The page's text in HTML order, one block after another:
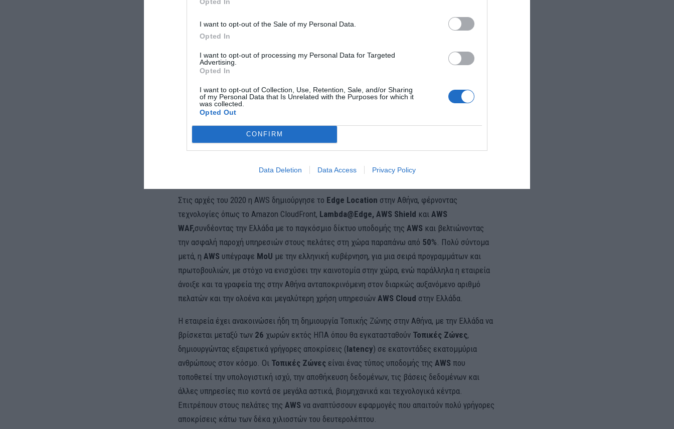
I want to opt-out of the Sale of my Personal Data.
Opted In
I want to opt-out of processing my Personal Data for Targeted
Advertising.
Opted In
I want to opt-out of Collection, Use, Retention, Sale, and/or Sharing
of my Personal Data that Is Unrelated with the Purposes for which it
was collected.
Opted Out
CONFIRM
Data Deletion Data Access Privacy Policy
οποίο είναι το μεγαλύτερο
Καθώς η εταιρεία έχει ως στόχο να είναι πάντα μπροστά από τη ζήτηση, το Athens 4(η
κατασκευή του οποίου έχει ήδη ξεκινήσει), θα έχει αντίστοιχη χωρητικότητα με το
Παράλληλα είναι σε διαδικασία σχεδιασμού τοAthens 5, για το οποίο υπάρχει η πρόβλεψη να
φτάσει στα15MW
data center Heraklion 1 , η πρώτη φάση του οποίου αναμένεται να ολοκληρωθεί στα τέλη του
υποθαλάσσιων καλωδίων στο νησί, δημιουργώντας ένα hub το οποίο θα δώσει μεγάλη αξία
τόσο στην Κρήτη όσο και στην Ελλάδα συνολικά. Οι νέες επενδύσεις σε Αθήνα και Κρήτη θα
λειτουργούν ως ένα regional hub καλύπτοντας ανάγκες για παγκόσμιους παίκτες στην
Στις αρχές του 2020 η AWS δημιούργησε το Edge Location στην Αθήνα, φέρνοντας
τεχνολογίες όπως το Amazon CloudFront, Lambda@Edge, AWS Shield και AWS
WAF,συνδέοντας την Ελλάδα με το παγκόσμιο δίκτυο υποδομής της AWS και βελτιώνοντας
την ασφαλή παροχή υπηρεσιών στους πελάτες στη χώρα παραπάνω από 50%. Πολύ σύντομα
μετά, η AWS υπέγραψε MoU με την ελληνική κυβέρνηση, για μια σειρά προγραμμάτων και
πρωτοβουλιών, με στόχο να ενισχύσει την καινοτομία στην χώρα, ενώ παράλληλα η εταιρεία
άνοιξε και τα γραφεία της στην Αθήνα ανταποκρινόμενη στον διαρκώς αυξανόμενο αριθμό
πελατών και την ολοένα και μεγαλύτερη χρήση υπηρεσιών AWS Cloud στην Ελλάδα.
Η εταιρεία έχει ανακοινώσει ήδη τη δημιουργία Τοπικής Ζώνης στην Αθήνα, με την Ελλάδα να
βρίσκεται μεταξύ των 26 χωρών εκτός ΗΠΑ όπου θα εγκατασταθούν Τοπικές Ζώνες,
δημιουργώντας εξαιρετικά γρήγορες αποκρίσεις (latency) σε εκατοντάδες εκατομμύρια
ανθρώπους στον κόσμο. Οι Τοπικές Ζώνες είναι ένας τύπος υποδομής της AWS που
τοποθετεί την υπολογιστική ισχύ, την αποθήκευση δεδομένων, τις βάσεις δεδομένων και
άλλες υπηρεσίες πιο κοντά σε μεγάλα αστικά, βιομηχανικά και τεχνολογικά κέντρα.
Επιτρέπουν στους πελάτες της AWS να αναπτύσσουν εφαρμογές που απαιτούν πολύ γρήγορες
αποκρίσεις κάτω των δέκα χιλιοστών του δευτερολέπτου.